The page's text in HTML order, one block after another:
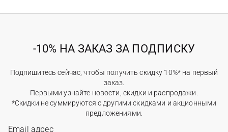
-10% НА ЗАКАЗ ЗА ПОДПИСКУ
Подпишитесь сейчас, чтобы получить скидку 10%* на первый
заказ.
Первыми узнайте новости, скидки и распродажи.
*Скидки не суммируются с другими скидками и акционными
предложениями.